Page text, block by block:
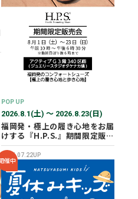
POP UP
2026.8.1(土) 〜 2026.8.23(日)
福岡発・極上の履き心地をお届
けする『H.P.S.』期間限定販売
会を開催✨
2026.07.22UP
催中